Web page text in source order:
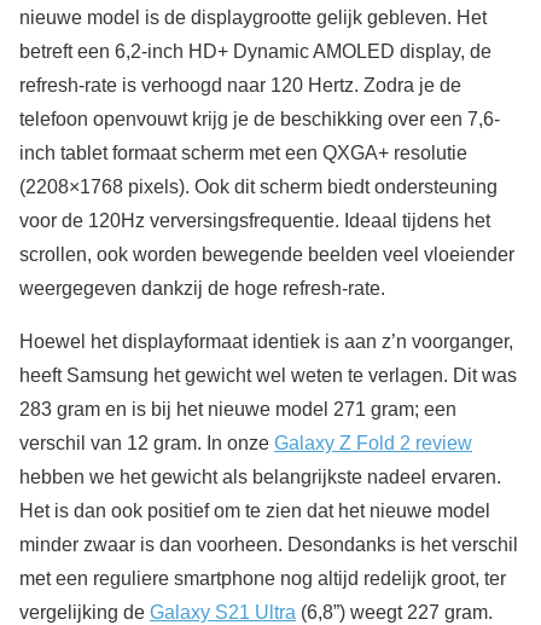
nieuwe model is de displaygrootte gelijk gebleven. Het
betreft een 6,2-inch HD+ Dynamic AMOLED display, de
refresh-rate is verhoogd naar 120 Hertz. Zodra je de
telefoon openvouwt krijg je de beschikking over een 7,6-
inch tablet formaat scherm met een QXGA+ resolutie
(2208×1768 pixels). Ook dit scherm biedt ondersteuning
voor de 120Hz verversingsfrequentie. Ideaal tijdens het
scrollen, ook worden bewegende beelden veel vloeiender
weergegeven dankzij de hoge refresh-rate.
Hoewel het displayformaat identiek is aan z’n voorganger,
heeft Samsung het gewicht wel weten te verlagen. Dit was
283 gram en is bij het nieuwe model 271 gram; een
verschil van 12 gram. In onze Galaxy Z Fold 2 review
hebben we het gewicht als belangrijkste nadeel ervaren.
Het is dan ook positief om te zien dat het nieuwe model
minder zwaar is dan voorheen. Desondanks is het verschil
met een reguliere smartphone nog altijd redelijk groot, ter
vergelijking de Galaxy S21 Ultra (6,8”) weegt 227 gram.